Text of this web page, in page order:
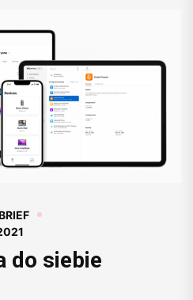
do siebie